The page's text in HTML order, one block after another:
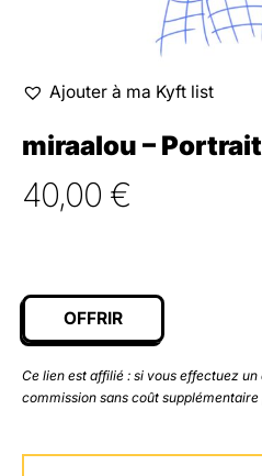
Ajouter à ma Kyft list
miraalou –
40,00 €
OFFRIR
Ce lien est affilié : si vous effectuez
commission sans coût supplémentaire